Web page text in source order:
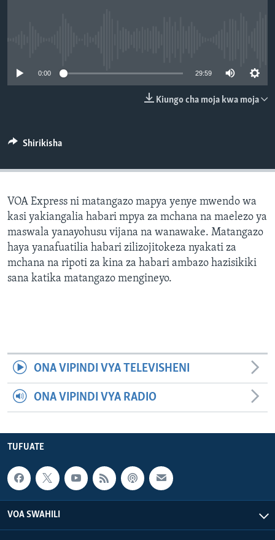
0:00 29:59
Kiungo cha moja kwa moja
Shirikisha
VOA Express ni matangazo mapya yenye mwendo wa
kasi yakiangalia habari mpya za mchana na maelezo ya
maswala yanayohusu vijana na wanawake. Matangazo
haya yanafuatilia habari zilizojitokeza nyakati za
mchana na ripoti za kina za habari ambazo hazisikiki
sana katika matangazo mengineyo.
ONA VIPINDI VYA TELEVISHENI
ONA VIPINDI VYA RADIO
TUFUATE
VOA SWAHILI